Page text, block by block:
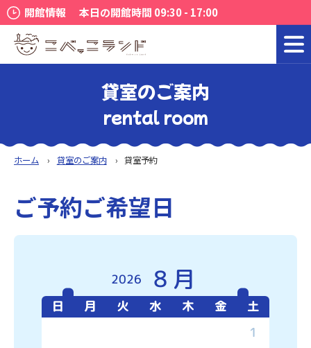
開館情報 本日の開館時間 09:30 - 17:00
貸室のご案内
rental room
ホーム 貸室のご案内 貸室予約
ご予約ご希望日
2026 8月
日 月 火 水 木 金 土
1